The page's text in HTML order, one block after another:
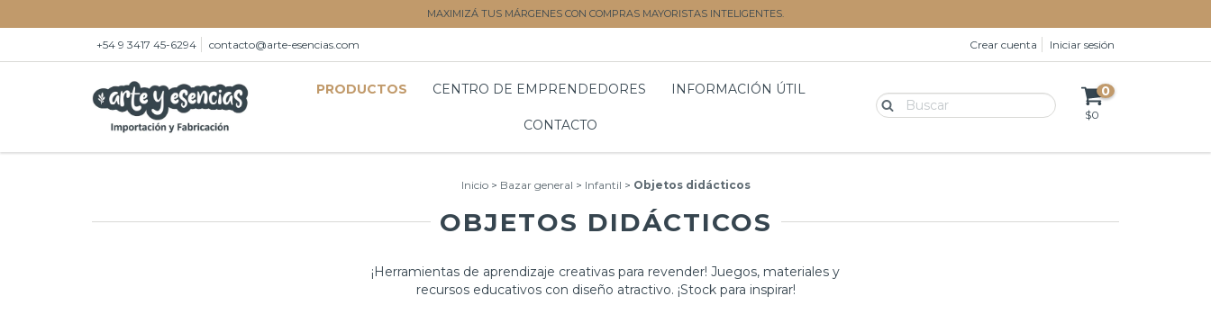
MAXIMIZÁ TUS MÁRGENES CON COMPRAS MAYORISTAS INTELIGENTES.
+54 9 3417 45-6294 contacto@arte-esencias.com Crear cuenta Iniciar sesión
PRODUCTOS CENTRO DE EMPRENDEDORES INFORMACIÓN ÚTIL
CONTACTO
0
$0
Inicio > Bazar general > Infantil > Objetos didácticos
OBJETOS DIDÁCTICOS
¡Herramientas de aprendizaje creativas para revender! Juegos, materiales y
recursos educativos con diseño atractivo. ¡Stock para inspirar!